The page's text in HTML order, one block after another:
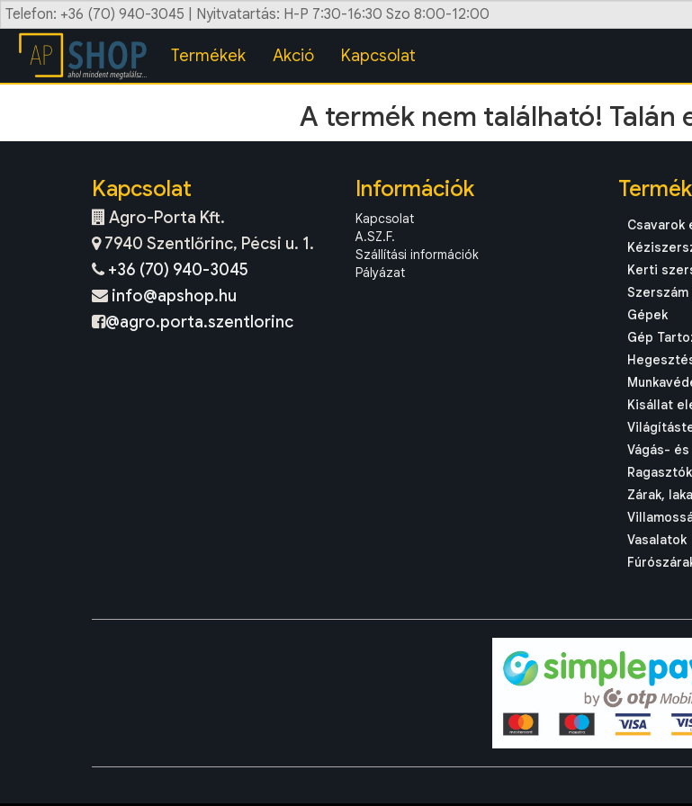
Telefon: +36 (70) 940-3045 | Nyitvatartás: H-P 7:30-16:30 Szo 8:00-12:00
Termékek Akció Kapcsolat
A termék nem található! Talán
Kapcsolat
Agro-Porta Kft.
7940 Szentlőrinc, Pécsi u. 1.
+36 (70) 940-3045
info@apshop.hu
@agro.porta.szentlorinc
Információk
Kapcsolat
A.SZ.F.
Szállítási információk
Pályázat
Csavarok
Kerti
Gépek
Gép
Kisállat
Vágás-
Zárak,
Vasalatok